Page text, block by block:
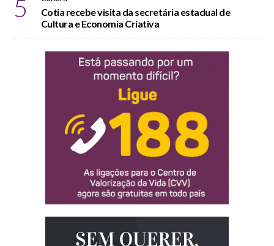
5
Cotia recebe visita da secretária estadual de
Cultura e Economia Criativa